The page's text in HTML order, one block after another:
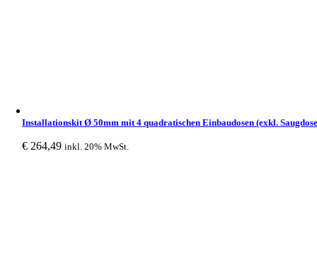
Installationskit Ø 50mm mit 4 quadratischen Einbaudosen (exkl.
€ 264,49 inkl. 20% MwSt.